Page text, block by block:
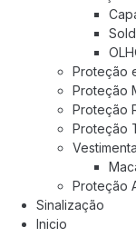
Proteção
Proteção
Proteção
Proteção
Proteção
Sinalização
Inicio